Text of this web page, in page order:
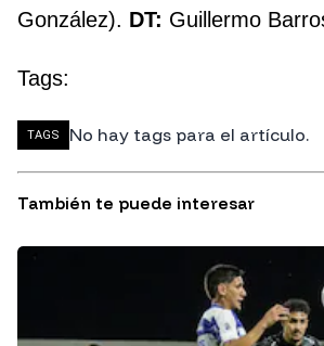
González). DT: Guillermo
Tags:
TAGS No hay tags para el artículo.
También te puede interesar